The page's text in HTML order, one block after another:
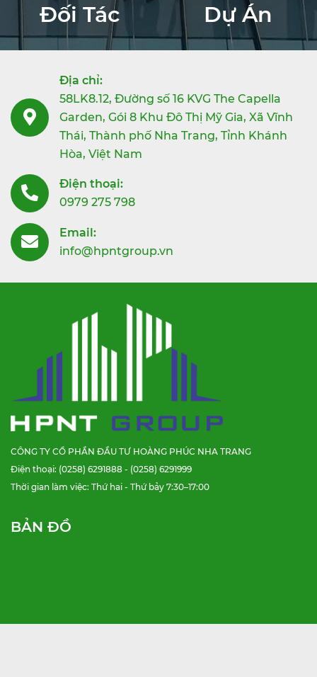
Đối Tác
Dự Án
Địa chỉ:
58LK8.12, Đường số 16 KVG The Capella
Garden, Gói 8 Khu Đô Thị Mỹ Gia, Xã Vĩnh
Thái, Thành phố Nha Trang, Tỉnh Khánh
Hòa, Việt Nam
Điện thoại:
0979 275 798
Email:
info@hpntgroup.vn
CÔNG TY CỔ PHẦN ĐẦU TƯ HOÀNG PHÚC NHA TRANG
Điện thoại: (0258) 6291888 - (0258) 6291999
Thời gian làm việc: Thứ hai - Thứ bảy 7:30–17:00
BẢN ĐỒ